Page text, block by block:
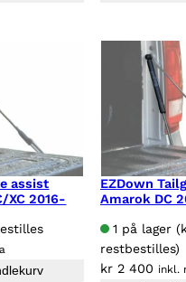
assist
XC 2016-
EZDown
Amarok DC
1 på lager
restbestilles)
kr2 400 inkl.